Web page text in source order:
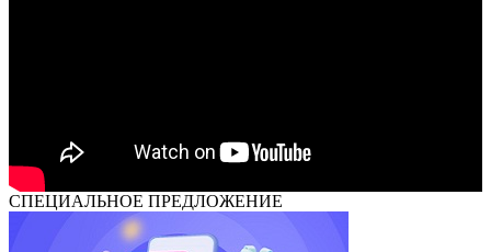
СПЕЦИАЛЬНОЕ ПРЕДЛОЖЕНИЕ